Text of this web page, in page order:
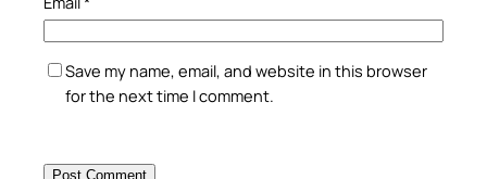
Save my name, email, and website in this browser
for the next time I comment.